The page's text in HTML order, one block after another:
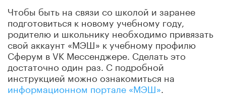
Чтобы быть на связи со школой и заранее
подготовиться к новому учебному году,
родителю и школьнику необходимо привязать
свой аккаунт «МЭШ» к учебному профилю
Сферум в VK Мессенджере. Сделать это
достаточно один раз. С подробной
инструкцией можно ознакомиться на
информационном портале «МЭШ»